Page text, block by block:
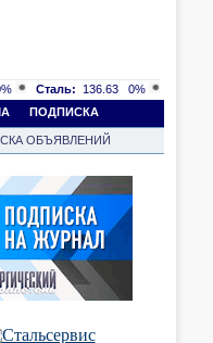
Сталь: 136.63
0%
ПОДПИСКА
ОБЪЯВЛЕНИЙ